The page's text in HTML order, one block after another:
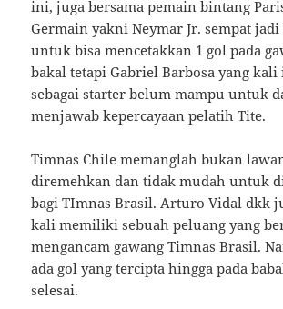
ini, juga bersama pemain bintang
Germain yakni Neymar Jr. sempat
untuk bisa mencetakkan 1 gol pada
bakal tetapi Gabriel Barbosa yang
sebagai starter belum mampu untuk
menjawab kepercayaan pelatih Tite.
Timnas Chile memanglah bukan
diremehkan dan tidak mudah untuk
bagi TImnas Brasil. Arturo Vidal dkk
kali memiliki sebuah peluang yang
mengancam gawang Timnas Brasil.
ada gol yang tercipta hingga pada
selesai.